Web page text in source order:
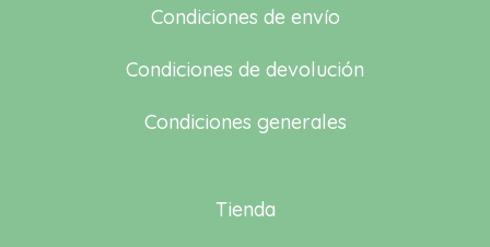
Condiciones de envío
Condiciones de devolución
Condiciones generales
Tienda